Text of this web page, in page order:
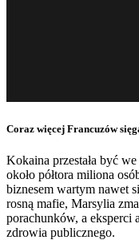
Coraz więcej Francuzów
Kokaina przestała być
około półtora miliona
biznesem wartym nawet
rosną mafie, Marsylia
porachunków, a eksperci
zdrowia publicznego.